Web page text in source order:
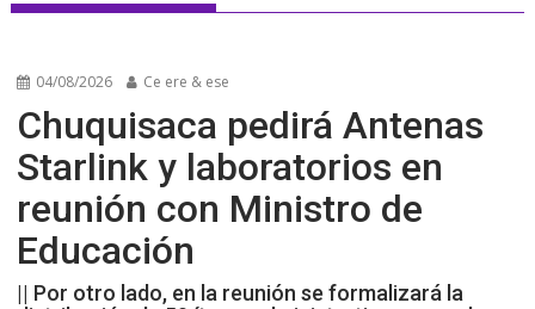
04/08/2026 Ce ere & ese
Chuquisaca pedirá Antenas
Starlink y laboratorios en
reunión con Ministro de
Educación
|| Por otro lado, en la reunión se formalizará la